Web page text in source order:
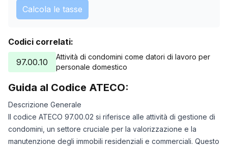
Calcola le tasse
Codici correlati:
97.00.10
Attività di condomini come datori di lavoro per
personale domestico
Guida al Codice ATECO:
Descrizione Generale
Il codice ATECO 97.00.02 si riferisce alle attività di gestione di
condomini, un settore cruciale per la valorizzazione e la
manutenzione degli immobili residenziali e commerciali. Questo